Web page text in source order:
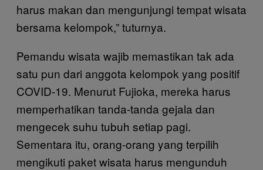
harus makan dan mengunjungi tempat wisata
bersama kelompok,” tuturnya.
Pemandu wisata wajib memastikan tak ada
satu pun dari anggota kelompok yang positif
COVID-19. Menurut Fujioka, mereka harus
memperhatikan tanda-tanda gejala dan
mengecek suhu tubuh setiap pagi.
Sementara itu, orang-orang yang terpilih
mengikuti paket wisata harus mengunduh